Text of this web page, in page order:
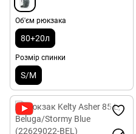
Об'єм рюкзака
80+20л
Розмір спинки
S/M